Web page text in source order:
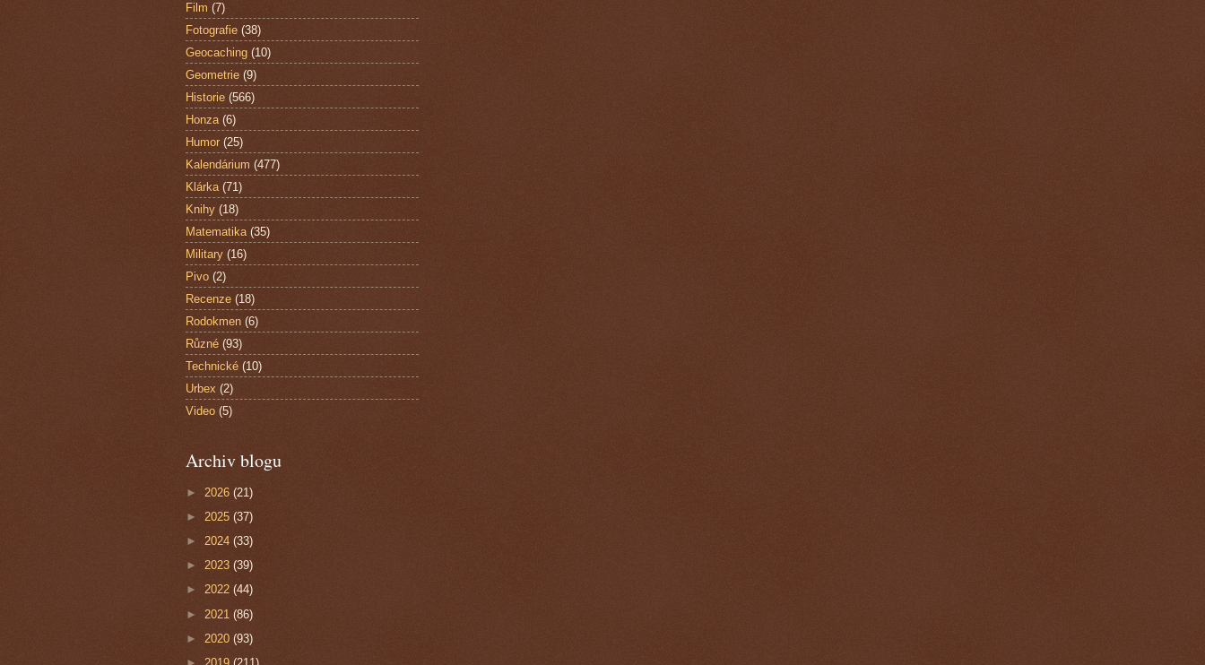
Film (7)
Fotografie (38)
Geocaching (10)
Geometrie (9)
Historie (566)
Honza (6)
Humor (25)
Kalendárium (477)
Klárka (71)
Knihy (18)
Matematika (35)
Military (16)
Pivo (2)
Recenze (18)
Rodokmen (6)
Různé (93)
Technické (10)
Urbex (2)
Video (5)
Archiv blogu
► 2026 (21)
► 2025 (37)
► 2024 (33)
► 2023 (39)
► 2022 (44)
► 2021 (86)
► 2020 (93)